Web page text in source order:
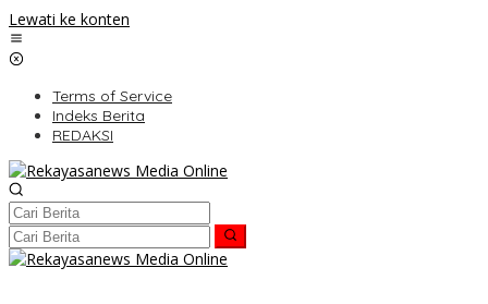
Lewati ke konten
Terms of Service
Indeks Berita
REDAKSI